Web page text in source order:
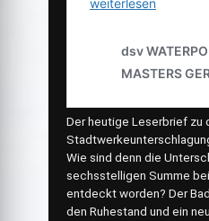
Der heutige Leserbrief zu
Wie sind denn die
sechsstelligen Summe
entdeckt worden? Der
den Ruhestand und ein